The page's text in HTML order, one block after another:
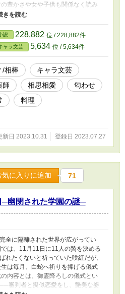
豊かさや女や子供も関係なく読み
く行う姿に感銘を受け、何より命を
せる。 いつか「妻になってほし
振らなかった。絶対に村を出てはい
言う。 煌苑殿に戻り、家族に村や
下の座についていた伯父の禧桜が
言い始める。瑛は話してしまったこ
に明け暮れるしかなかった。 美し
ではなく、男であると衝撃の告白を
ちょん斬れと言い張るが、瑛や柏
説 228,882 位 / 228,882件
ャラ文芸 5,634 位 / 5,634件
/相棒
キャラ文芸
師
相思相愛
匂わせ
料理
新日 2023.10.31 登録日 2023.07.27
気に入りに追加 71
幽閉された学園の謎─
全に隔離された世界が広がってい
は、11月11日に11人の贄を決める
れたくないと祈っていた咲紅だが、
は毎月、白蛇へ祈りを捧げる儀式
内容とは、御霊降ろしの儀式とい
審判者と擬似恋愛をし、艶美な姿